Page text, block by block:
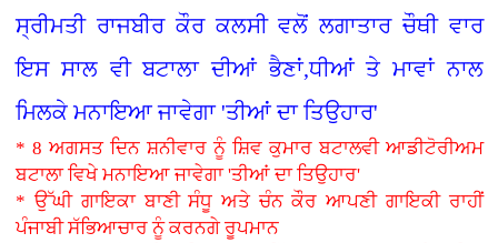
ਸ੍ਰੀਮਤੀ ਰਾਜਬੀਰ ਕੌਰ ਕਲਸੀ ਵਲੋਂ ਲਗਾਤਾਰ ਚੌਥੀ ਵਾਰ
ਇਸ ਸਾਲ ਵੀ ਬਟਾਲਾ ਦੀਆਂ ਭੈਣਾਂ,ਧੀਆਂ ਤੇ ਮਾਵਾਂ ਨਾਲ
ਮਿਲਕੇ ਮਨਾਇਆ ਜਾਵੇਗਾ 'ਤੀਆਂ ਦਾ ਤਿਉਹਾਰ'
* 8 ਅਗਸਤ ਦਿਨ ਸ਼ਨੀਵਾਰ ਨੂੰ ਸ਼ਿਵ ਕੁਮਾਰ ਬਟਾਲਵੀ ਆਡੀਟੋਰੀਅਮ
ਬਟਾਲਾ ਵਿਖੇ ਮਨਾਇਆ ਜਾਵੇਗਾ 'ਤੀਆਂ ਦਾ ਤਿਉਹਾਰ'
* ਉੱਘੀ ਗਾਇਕਾ ਬਾਣੀ ਸੰਧੂ ਅਤੇ ਚੰਨ ਕੌਰ ਆਪਣੀ ਗਾਇਕੀ ਰਾਹੀਂ
ਪੰਜਾਬੀ ਸੱਭਿਆਚਾਰ ਨੂੰ ਕਰਨਗੇ ਰੂਪਮਾਨ